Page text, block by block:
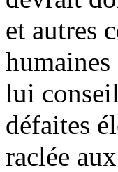
et autres
lui
défaites
raclée